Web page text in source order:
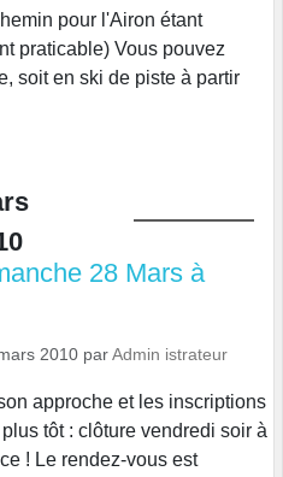
pour l'Airon étant
praticable) Vous pouvez
soit en ski de piste à partir
28 Mars à
2010 parAdmin istrateur
approche et les inscriptions
tôt : clôture vendredi soir à
! Le rendez-vous est